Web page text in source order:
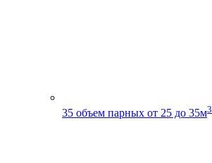
35 объем парных от 25 до 35м3